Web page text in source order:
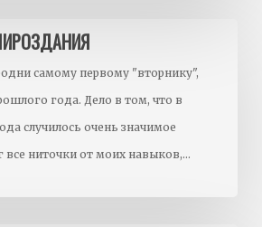
самому первому "вторнику",
года. Дело в том, что в
случилось очень значимое
все ниточки от моих навыков,…